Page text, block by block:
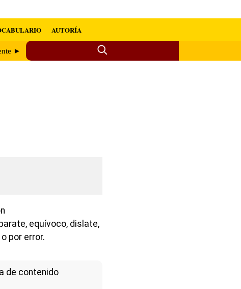
AUTORÍA
►
equívoco, dislate,
o por error.
de contenido